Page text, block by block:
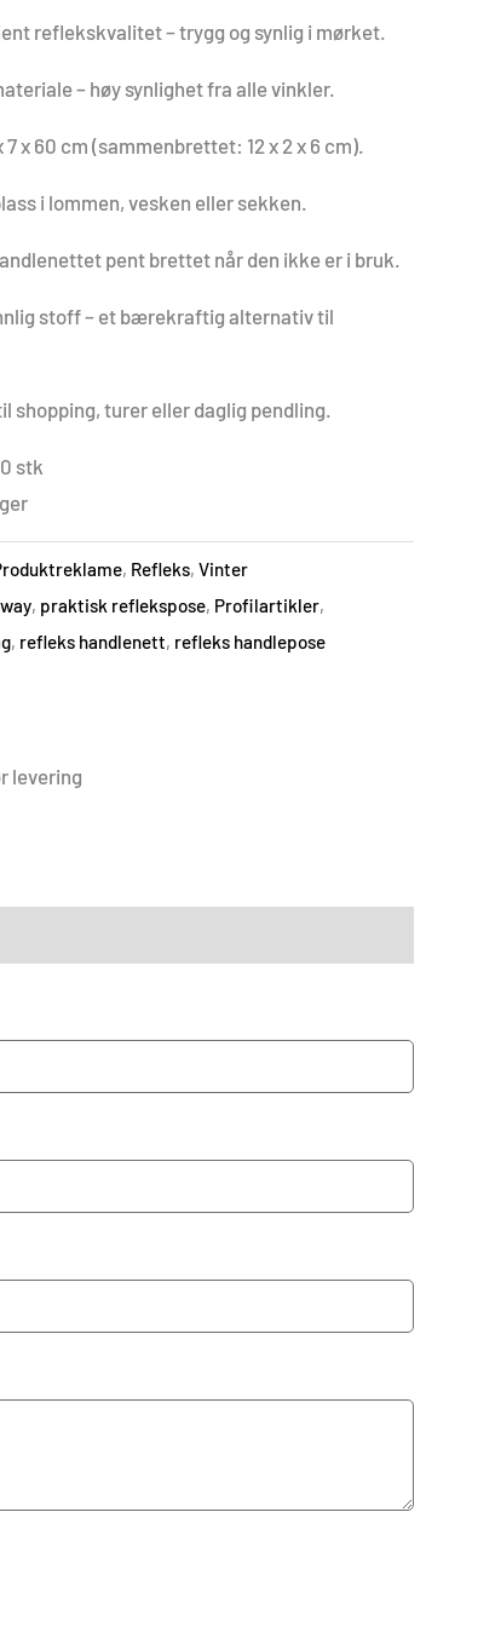
reflekskvalitet – trygg og synlig i mørket.
– høy synlighet fra alle vinkler.
x 60 cm (sammenbrettet: 12 x 2 x 6 cm).
i lommen, vesken eller sekken.
pent brettet når den ikke er i bruk.
stoff – et bærekraftig alternativ til
shopping, turer eller daglig pendling.
stk
, Refleks, Vinter
, praktisk reflekspose, Profilartikler,
, refleks handlenett, refleks handlepose
levering